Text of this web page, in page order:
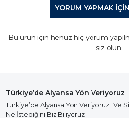
YORUM YAPMAK
Bu ürün için henüz hiç yorum
siz olun.
Türkiye’de Alyansa Yön Veriyoruz
Türkiye’de Alyansa Yön Veriyoruz. Ve
Ne İstediğini Biz Biliyoruz